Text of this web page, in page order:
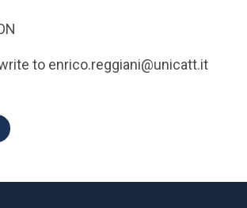
to enrico.reggiani@unicatt.it